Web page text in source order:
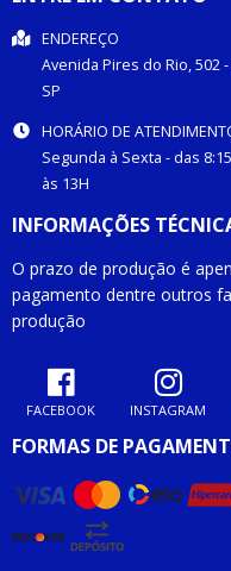
ENDEREÇO
Avenida Pires do Rio, 502 -
SP
HORÁRIO DE
Segunda à Sexta - das
às 13H
INFORMAÇÕES
O prazo de produção é
pagamento dentre outros
produção
FACEBOOK INSTAGRAM
FORMAS DE